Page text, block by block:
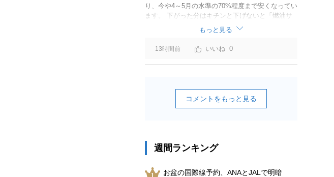
り、今や4～5月の水準の70%程度まで安くなってい
ます。 下がった分はキチンと下げないと「燃油サ
ーチャージ＝利益」と判断されますよ。
もっと見る
13時間前 0
コメントをもっと見る
週間ランキング
お盆の国際線予約、ANAとJALで明暗